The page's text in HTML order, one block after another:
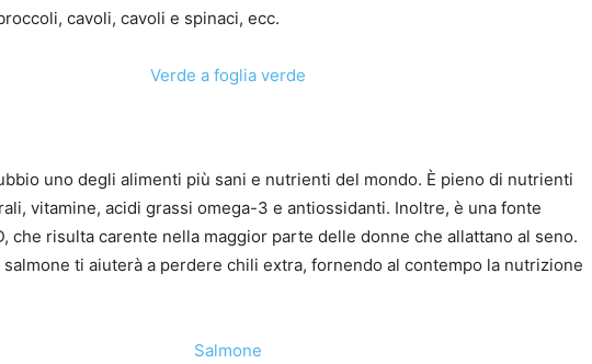
cavoli, cavoli e spinaci, ecc.
uno degli alimenti più sani e nutrienti del mondo. È pieno di nutrienti
vitamine, acidi grassi omega-3 e antiossidanti. Inoltre, è una fonte
che risulta carente nella maggior parte delle donne che allattano al seno.
ti aiuterà a perdere chili extra, fornendo al contempo la nutrizione